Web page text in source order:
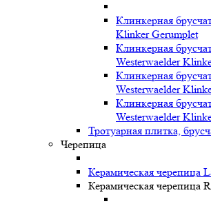
Клинкерная
Klinker Gerumplet
Клинкерная
Westerwaelder
Клинкерная
Westerwaelder
Клинкерная
Westerwaelder
Тротуарная плитка,
Черепица
Керамическая черепица
Керамическая черепица